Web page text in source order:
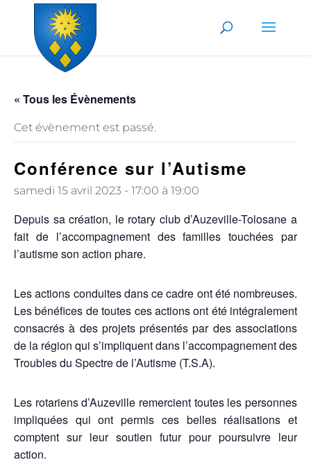
Skip to content
« Tous les Évènements
Cet évènement est passé.
Conférence sur l’Autisme
samedi 15 avril 2023 - 17:00 à 19:00
Depuis sa création, le rotary club d’Auzeville-Tolosane a
fait de l’accompagnement des familles touchées par
l’autisme son action phare.
Les actions conduites dans ce cadre ont été nombreuses.
Les bénéfices de toutes ces actions ont été intégralement
consacrés à des projets présentés par des associations
de la région qui s’impliquent dans l’accompagnement des
Troubles du Spectre de l’Autisme (T.S.A).
Les rotariens d’Auzeville remercient toutes les personnes
impliquées qui ont permis ces belles réalisations et
comptent sur leur soutien futur pour poursuivre leur
action.